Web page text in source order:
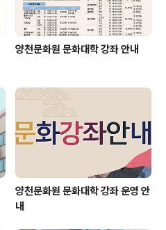
양천문화원 문화대학 강좌 안내
양천문화원 문화대학 강좌 운영 안
내